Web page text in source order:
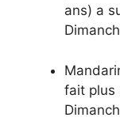
ans) a
fait plus